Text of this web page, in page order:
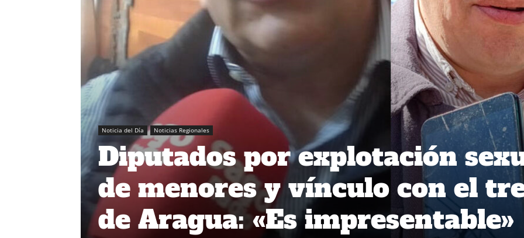
Noticia del Día Noticias Regionales
Diputados por explotación
de menores y vínculo con el
de Aragua: «Es impresentable»